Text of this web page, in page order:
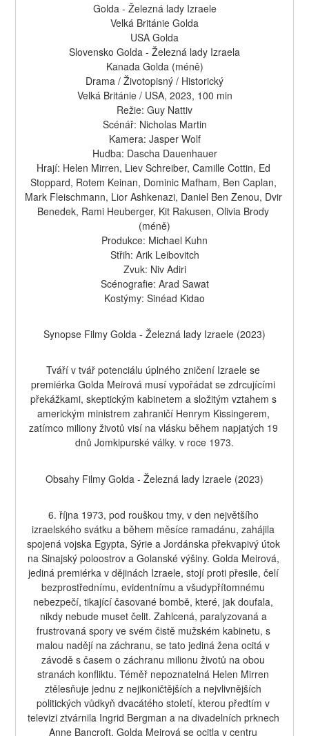
Golda - Železná lady Izraele
Velká Británie Golda
USA Golda
Slovensko Golda - Železná lady Izraela
Kanada Golda (méně)
Drama / Životopisný / Historický
Velká Británie / USA, 2023, 100 min
Režie: Guy Nattiv
Scénář: Nicholas Martin
Kamera: Jasper Wolf
Hudba: Dascha Dauenhauer
Hrají: Helen Mirren, Liev Schreiber, Camille Cottin, Ed
Stoppard, Rotem Keinan, Dominic Mafham, Ben Caplan,
Mark Fleischmann, Lior Ashkenazi, Daniel Ben Zenou, Dvir
Benedek, Rami Heuberger, Kit Rakusen, Olivia Brody
(méně)
Produkce: Michael Kuhn
Střih: Arik Leibovitch
Zvuk: Niv Adiri
Scénografie: Arad Sawat
Kostýmy: Sinéad Kidao
Synopse Filmy Golda - Železná lady Izraele (2023)
Tváří v tvář potenciálu úplného zničení Izraele se
premiérka Golda Meirová musí vypořádat se zdrcujícími
překážkami, skeptickým kabinetem a složitým vztahem s
americkým ministrem zahraničí Henrym Kissingerem,
zatímco miliony životů visí na vlásku během napjatých 19
dnů Jomkipurské války. v roce 1973.
Obsahy Filmy Golda - Železná lady Izraele (2023)
6. října 1973, pod rouškou tmy, v den největšího
izraelského svátku a během měsíce ramadánu, zahájila
spojená vojska Egypta, Sýrie a Jordánska překvapivý útok
na Sinajský poloostrov a Golanské výšiny. Golda Meirová,
jediná premiérka v dějinách Izraele, stojí proti přesile, čelí
bezprostřednímu, evidentnímu a všudypřítomnému
nebezpečí, tikající časované bombě, které, jak doufala,
nikdy nebude muset čelit. Zahlcená, paralyzovaná a
frustrovaná spory ve svém čistě mužském kabinetu, s
malou nadějí na záchranu, se tato jediná žena ocitá v
závodě s časem o záchranu milionu životů na obou
stranách konfliktu. Téměř nepoznatelná Helen Mirren
ztělesňuje jednu z nejikoničtějších a nejvlivnějších
politických vůdkyň dvacátého století, kterou předtím v
televizi ztvárnila Ingrid Bergman a na divadelních prknech
Anne Bancroft. Golda Meirová se ocitla v centru